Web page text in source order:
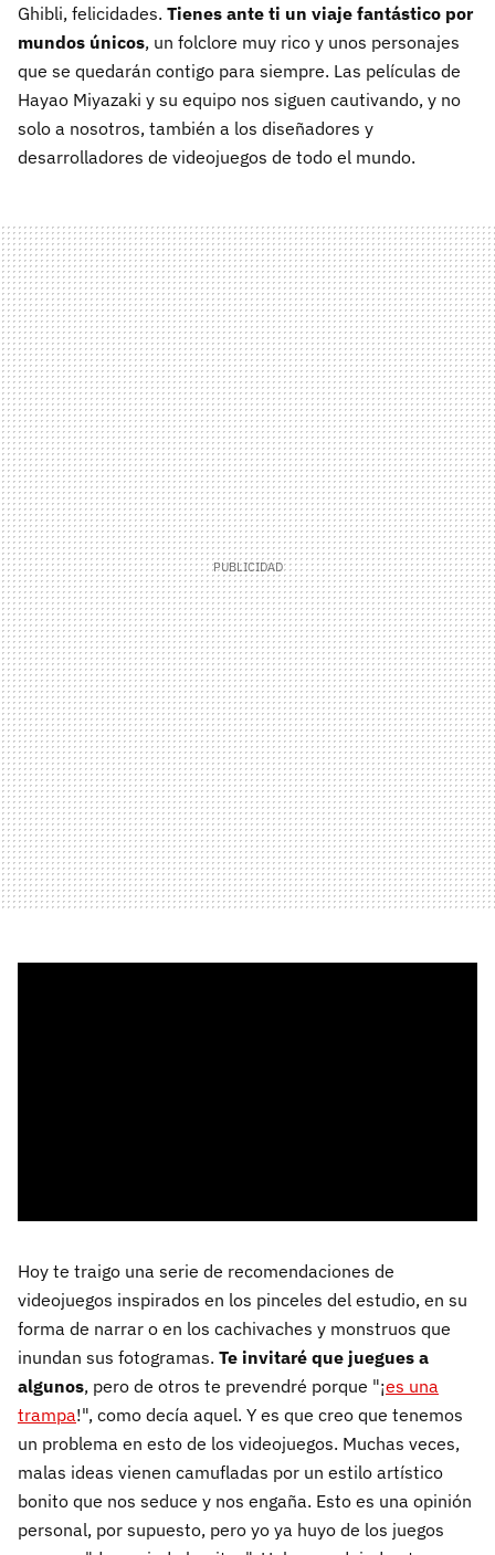
Ghibli, felicidades. Tienes ante ti un viaje fantástico por
mundos únicos, un folclore muy rico y unos personajes
que se quedarán contigo para siempre. Las películas de
Hayao Miyazaki y su equipo nos siguen cautivando, y no
solo a nosotros, también a los diseñadores y
desarrolladores de videojuegos de todo el mundo.
Hoy te traigo una serie de recomendaciones de
videojuegos inspirados en los pinceles del estudio, en su
forma de narrar o en los cachivaches y monstruos que
inundan sus fotogramas. Te invitaré que juegues a
algunos, pero de otros te prevendré porque "¡es una
trampa!", como decía aquel. Y es que creo que tenemos
un problema en esto de los videojuegos. Muchas veces,
malas ideas vienen camufladas por un estilo artístico
bonito que nos seduce y nos engaña. Esto es una opinión
personal, por supuesto, pero yo ya huyo de los juegos